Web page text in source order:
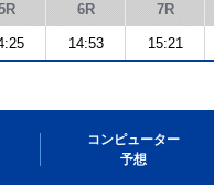
6R 7R
14:53 15:21
コンピューター
予想